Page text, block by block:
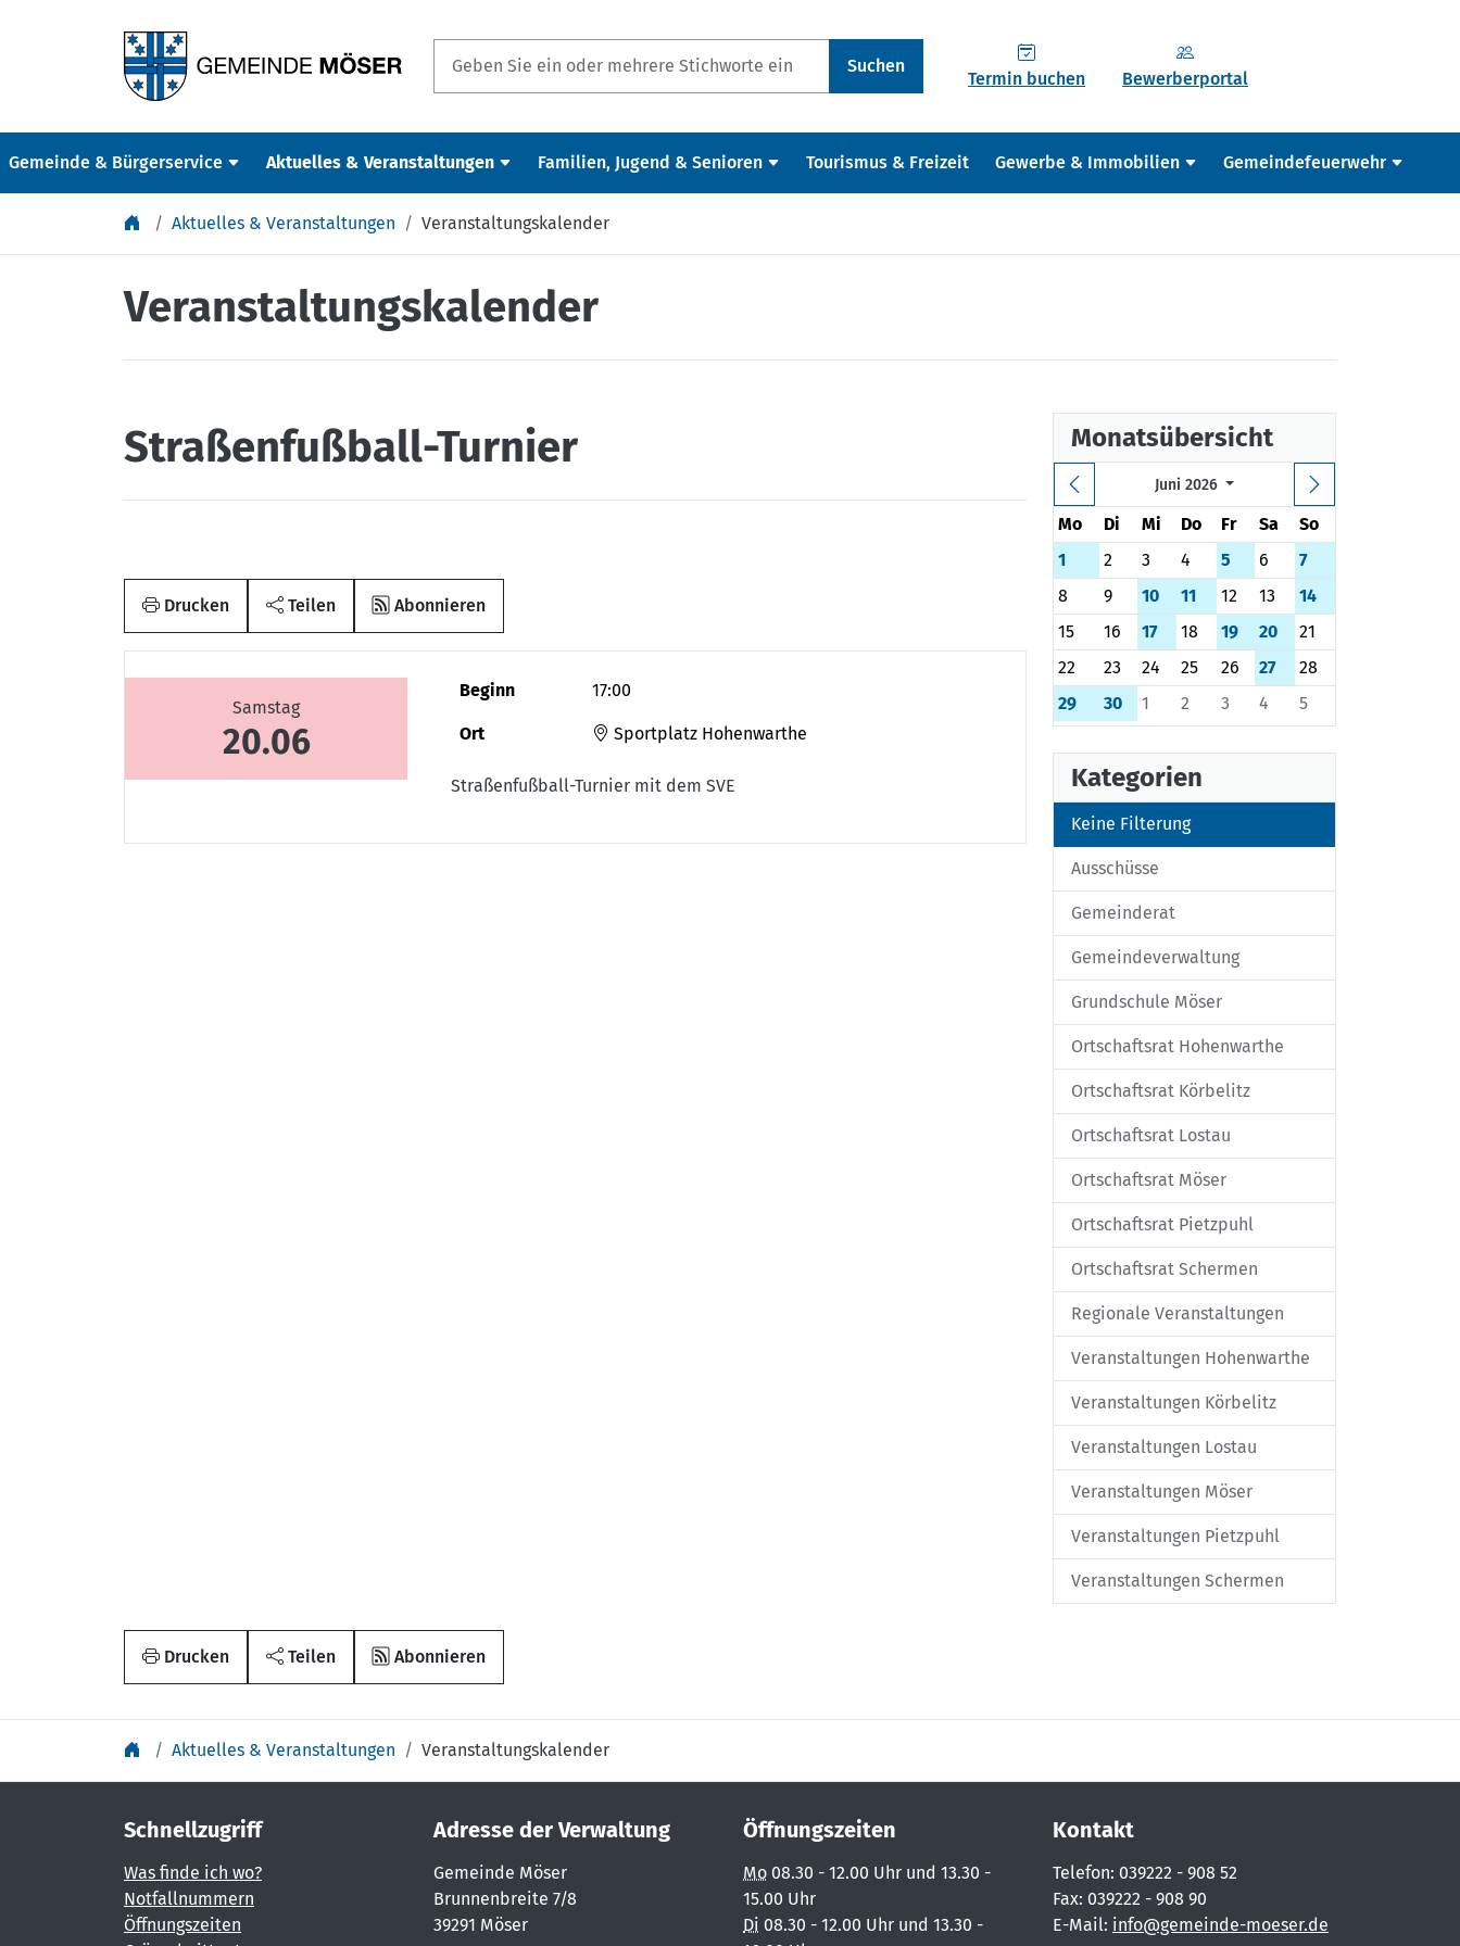
Suchen
Termin buchen Bewerberportal
Gemeinde & Bürgerservice Aktuelles & Veranstaltungen Familien, Jugend & Senioren Tourismus & Freizeit Gewerbe & Immobilien Gemeindefeuerwehr
Aktuelles & Veranstaltungen Veranstaltungskalender
Veranstaltungskalender
Straßenfußball-Turnier
Drucken Teilen Abonnieren
Samstag
20.06
Beginn 17:00
Ort Sportplatz Hohenwarthe
Straßenfußball-Turnier mit dem SVE
Monatsübersicht
Juni 2026
Mo Di Mi Do Fr Sa
So
1
2 3 4 5 6
7
8
9 10 11 12 13
14
15
16 17 18 19 20
21
22
23 24 25 26 27
28
29
30 1 2 3 4 5
Kategorien
Keine Filterung
Ausschüsse
Gemeinderat
Gemeindeverwaltung
Grundschule Möser
Ortschaftsrat Hohenwarthe
Ortschaftsrat Körbelitz
Ortschaftsrat Lostau
Ortschaftsrat Möser
Ortschaftsrat Pietzpuhl
Ortschaftsrat Schermen
Regionale Veranstaltungen
Veranstaltungen Hohenwarthe
Veranstaltungen Körbelitz
Veranstaltungen Lostau
Veranstaltungen Möser
Veranstaltungen Pietzpuhl
Veranstaltungen Schermen
Drucken Teilen Abonnieren
Aktuelles & Veranstaltungen Veranstaltungskalender
Schnellzugriff
Was finde ich wo?
Notfallnummern
Öffnungszeiten
Adresse der Verwaltung
Gemeinde Möser
Brunnenbreite 7/8
39291 Möser
Öffnungszeiten
Mo 08.30 - 12.00 Uhr und 13.30 -
15.00 Uhr
Di 08.30 - 12.00 Uhr und 13.30 -
Kontakt
Telefon: 039222 - 908 52
Fax: 039222 - 908 90
E-Mail: info@gemeinde-moeser.de